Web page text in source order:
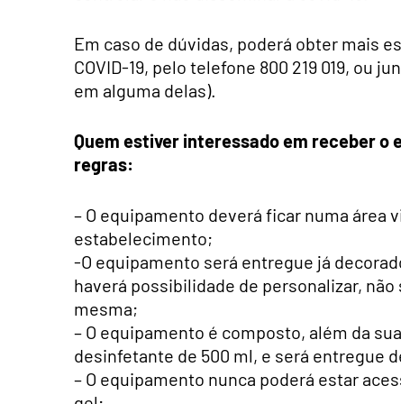
Em caso de dúvidas, poderá obter mais
COVID-19, pelo telefone 800 219 019, ou
em alguma delas).
Quem estiver interessado em receber o
regras:
– O equipamento deverá ficar numa área
estabelecimento;
-O equipamento será entregue já
haverá possibilidade de personalizar,
mesma;
– O equipamento é composto, além da
desinfetante de 500 ml, e será entregue
– O equipamento nunca poderá estar